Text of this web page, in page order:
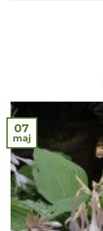
07
maj